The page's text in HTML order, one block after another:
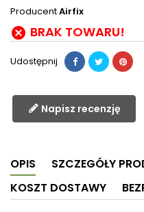
ProducentAirfix
 BRAK TOWARU!
Udostępnij
Napisz recenzję
OPIS
SZCZEGÓŁY
KOSZT DOSTAWY